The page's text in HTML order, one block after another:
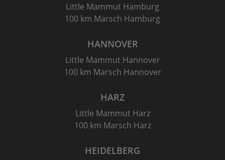
Little Mammut Hamburg
100 km Marsch Hamburg
HANNOVER
Little Mammut Hannover
100 km Marsch Hannover
HARZ
Little Mammut Harz
100 km Marsch Harz
HEIDELBERG